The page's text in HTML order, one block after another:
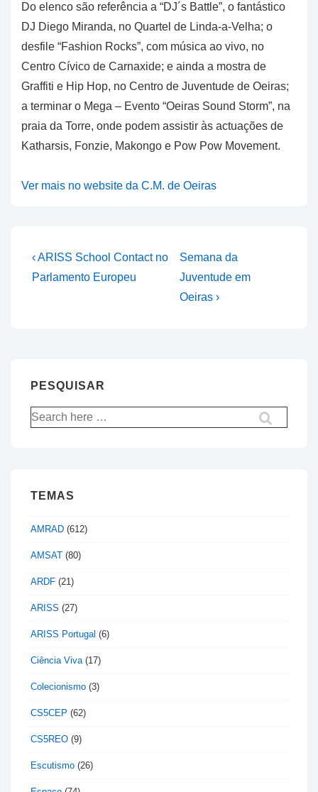
Do elenco são referência a “DJ´s Battle”, o fantástico
DJ Diego Miranda, no Quartel de Linda-a-Velha; o
desfile “Fashion Rocks”, com música ao vivo, no
Centro Cívico de Carnaxide; e ainda a mostra de
Graffiti e Hip Hop, no Centro de Juventude de Oeiras;
a terminar o Mega – Evento “Oeiras Sound Storm”, na
praia da Torre, onde podem assistir às actuações de
Katharsis, Fonzie, Makongo e Pow Pow Movement.
Ver mais no website da C.M. de Oeiras
Navegação
de
Previous
Post
‹ ARISS School Contact no
Parlamento Europeu
Next
Post
is
Semana da
Juventude em
Oeiras ›
PESQUISAR
Pesquisar
por:
TEMAS
AMRAD (612)
AMSAT (80)
ARDF (21)
ARISS (27)
ARISS Portugal (6)
Ciência Viva(17)
Colecionismo (3)
CS5CEP (62)
CS5REO (9)
Escutismo (26)